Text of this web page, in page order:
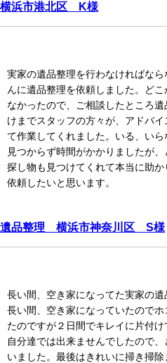
横浜市港北区 K様
実家の遺品整理を行わなければな
んに遺品整理を依頼しました。ど
なかったので、ご相談したところ
けまでスタッフの方々が、アドバ
て作業してくれました。いる、い
見つからず時間がかかりましたが
探し物も見つけてくれて本当に助
依頼したいと思います。
遺品整理 横浜市神奈川区 S様
長い間、空き家になってた実家の遺
長い間、空き家になっていたので
たのですが２日間でキレイに片付け
自分達では出来ませんでしたので
いました。最後はきれいに掃き掃除